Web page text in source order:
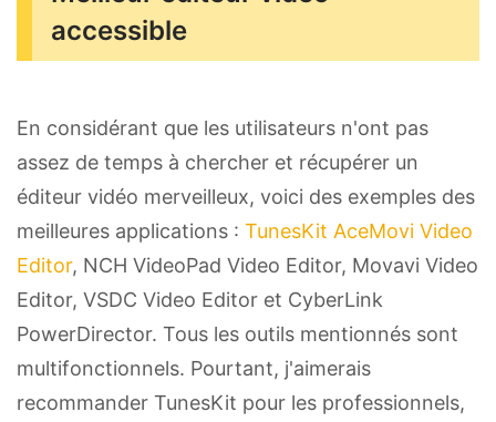
accessible
En considérant que les utilisateurs n'ont pas
assez de temps à chercher et récupérer un
éditeur vidéo merveilleux, voici des exemples des
meilleures applications : TunesKit AceMovi Video
Editor, NCH VideoPad Video Editor, Movavi Video
Editor, VSDC Video Editor et CyberLink
PowerDirector. Tous les outils mentionnés sont
multifonctionnels. Pourtant, j'aimerais
recommander TunesKit pour les professionnels,